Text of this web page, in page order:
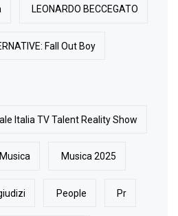
LEONARDO BECCEGATO
Fall Out Boy
Italia TV Talent Reality Show
Musica Musica 2025
People Pr